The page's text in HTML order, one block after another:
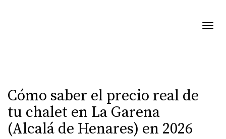
Cómo saber el precio real de
tu chalet en La Garena
(Alcalá de Henares) en 2026